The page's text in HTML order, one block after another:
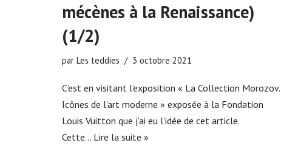
mécènes à la Renaissance)
(1/2)
par Les teddies 3 octobre 2021
C’est en visitant l’exposition « La Collection Morozov.
Icônes de l’art moderne » exposée à la Fondation
Louis Vuitton que j’ai eu l’idée de cet article.
Cette… Lire la suite »